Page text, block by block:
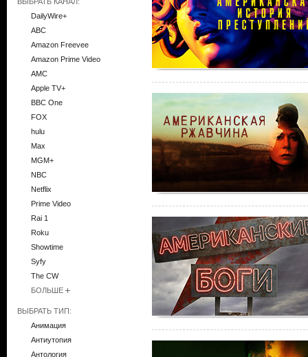
DailyWire+
ABC
Amazon Freevee
Amazon Prime Video
AMC
Apple TV+
BBC One
FOX
hulu
Max
MGM+
NBC
Netflix
Prime Video
Rai 1
Roku
Showtime
Syfy
The CW
БОЛЬШЕ
ВЫБРАТЬ ТИП:
Анимация
Антиутопия
Антология